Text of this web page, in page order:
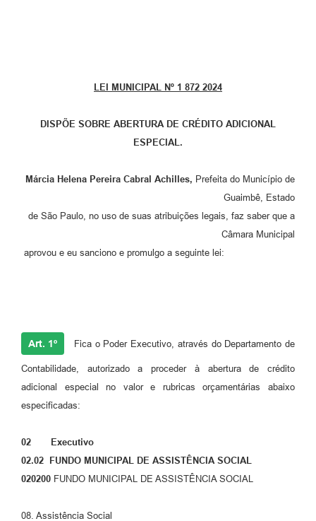
LEI MUNICIPAL Nº 1 872 2024
DISPÕE SOBRE ABERTURA DE CRÉDITO ADICIONAL
ESPECIAL.
Márcia Helena Pereira Cabral Achilles, Prefeita do Município de
Guaimbê, Estado
de São Paulo, no uso de suas atribuições legais, faz saber que a
Câmara Municipal
aprovou e eu sanciono e promulgo a seguinte lei:
Art. 1º Fica o Poder Executivo, através do Departamento de
Contabilidade, autorizado a proceder à abertura de crédito
adicional especial no valor e rubricas orçamentárias abaixo
especificadas:
02 Executivo
02.02 FUNDO MUNICIPAL DE ASSISTÊNCIA SOCIAL
020200 FUNDO MUNICIPAL DE ASSISTÊNCIA SOCIAL
08. Assistência Social